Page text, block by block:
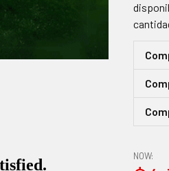
NOW: